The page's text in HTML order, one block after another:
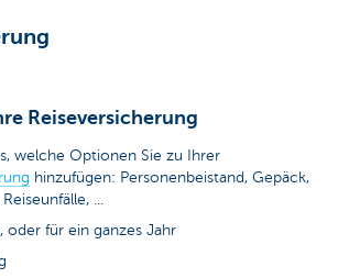
Reiseversicherung
welche Optionen Sie zu Ihrer
hinzufügen: Personenbeistand, Gepäck,
...
oder für ein ganzes Jahr